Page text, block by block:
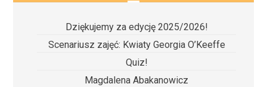
Dziękujemy za edycję 2025/2026!
Scenariusz zajęć: Kwiaty Georgia O’Keeffe
Quiz!
Magdalena Abakanowicz